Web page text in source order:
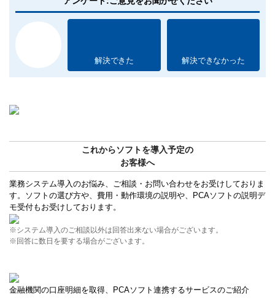
解決できた 解決できなかった
これからソフトを導入予定の
お客様へ
業務システム導入のお悩み、ご相談・お問い合わせをお受けしておりま
す。ソフトの選び方や、費用・動作環境の説明や、PCAソフトの説明デ
モ受付もお受けしております。
※システム導入のご相談以外は回答出来ない場合がございます。
※回答に数日を要する場合がございます。
金融機関の口座明細を取得、PCAソフト連携するサービスのご紹介